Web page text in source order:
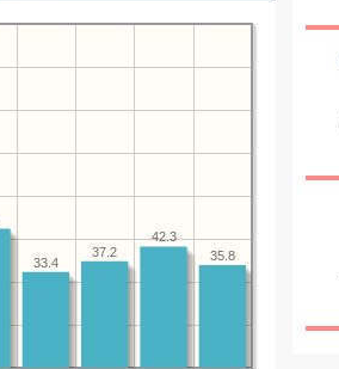
35.8
42.3
37.2
33.4